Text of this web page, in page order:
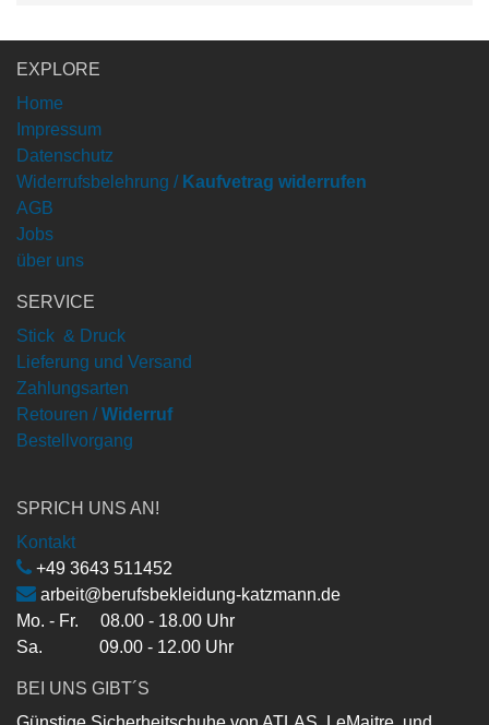
EXPLORE
Home
Impressum
Datenschutz
Widerrufsbelehrung / Kaufvetrag widerrufen
AGB
Jobs
über uns
SERVICE
Stick & Druck
Lieferung und Versand
Zahlungsarten
Retouren / Widerruf
Bestellvorgang
SPRICH UNS AN!
Kontakt
+49 3643 511452
arbeit@berufsbekleidung-katzmann.de
Mo. - Fr. 08.00 - 18.00 Uhr
Sa. 09.00 - 12.00 Uhr
BEI UNS GIBT´S